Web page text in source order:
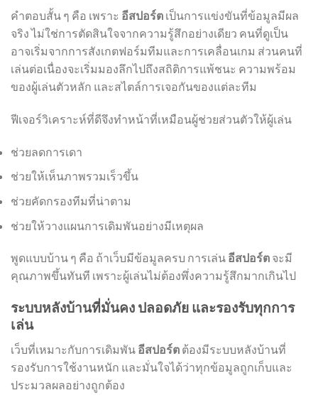
คำตอบสั้น ๆ คือ เพราะ อีสปอร์ต เป็นการแข่งขันที่ข้อมูลมีผล
จริง ไม่ใช่การตัดสินใจจากความรู้สึกอย่างเดียว คนที่ดูเป็น
อาจเริ่มจากการสังเกตฟอร์มทีมและการเคลื่อนเกม ส่วนคนที่
เล่นต่อเนื่องจะเริ่มมองลึกไปถึงสถิติการแพ้ชนะ ความพร้อม
ของผู้เล่นตัวหลัก และสไตล์การเจอกันของแต่ละทีม
ฟีเจอร์วิเคราะห์ที่ดีจึงทำหน้าที่เหมือนผู้ช่วยส่วนตัวให้ผู้เล่น
ช่วยลดการเดา
ช่วยให้เห็นภาพรวมเร็วขึ้น
ช่วยคัดกรองทีมที่น่าตาม
ช่วยให้วางแผนการเดิมพันอย่างมีเหตุผล
พูดแบบบ้าน ๆ คือ ถ้าเว็บมีข้อมูลครบ การเล่น อีสปอร์ต จะมี
คุณภาพขึ้นทันที เพราะผู้เล่นไม่ต้องพึ่งความรู้สึกมากเกินไป
ระบบหลังบ้านที่มั่นคง ปลอดภัย และรองรับทุกการ
เล่น
เว็บที่เหมาะกับการเดิมพัน อีสปอร์ต ต้องมีระบบหลังบ้านที่
รองรับการใช้งานหนัก และมั่นใจได้ว่าทุกข้อมูลถูกเก็บและ
ประมวลผลอย่างถูกต้อง